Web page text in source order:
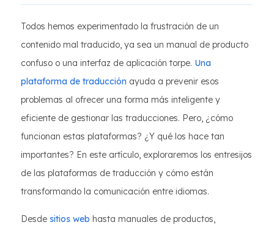
Todos hemos experimentado la frustración de un
contenido mal traducido, ya sea un manual de producto
confuso o una interfaz de aplicación torpe. Una
plataforma de traducción ayuda a prevenir esos
problemas al ofrecer una forma más inteligente y
eficiente de gestionar las traducciones. Pero, ¿cómo
funcionan estas plataformas? ¿Y qué los hace tan
importantes? En este artículo, exploraremos los entresijos
de las plataformas de traducción y cómo están
transformando la comunicación entre idiomas.
Desde sitios web hasta manuales de productos,